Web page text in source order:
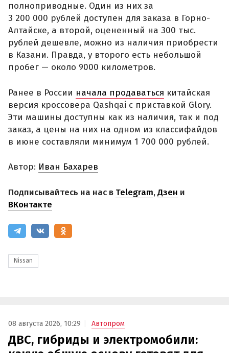
полноприводные. Один из них за
3 200 000 рублей доступен для заказа в Горно-
Алтайске, а второй, оцененный на 300 тыс.
рублей дешевле, можно из наличия приобрести
в Казани. Правда, у второго есть небольшой
пробег — около 9000 километров.
Ранее в России начала продаваться китайская
версия кроссовера Qashqai с приставкой Glory.
Эти машины доступны как из наличия, так и под
заказ, а цены на них на одном из классифайдов
в июне составляли минимум 1 700 000 рублей.
Автор: Иван Бахарев
Подписывайтесь на нас в Telegram,Дзен и
ВКонтакте
Nissan
08 августа 2026, 10:29 Автопром
ДВС, гибриды и электромобили: